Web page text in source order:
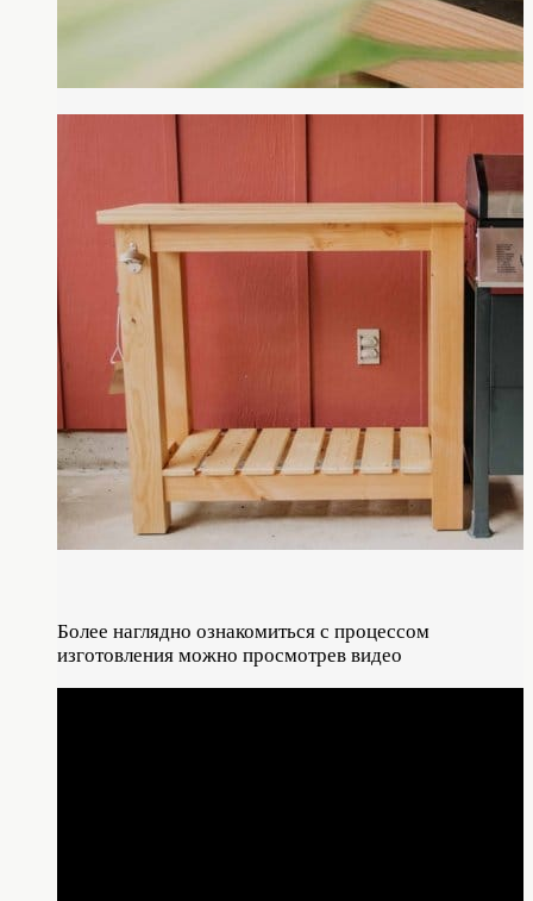
Более наглядно ознакомиться с процессом
изготовления можно просмотрев видео